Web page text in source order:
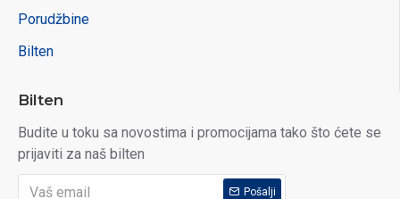
Porudžbine
Bilten
Bilten
Budite u toku sa novostima i promocijama tako što ćete se
prijaviti za naš bilten
Pošalji